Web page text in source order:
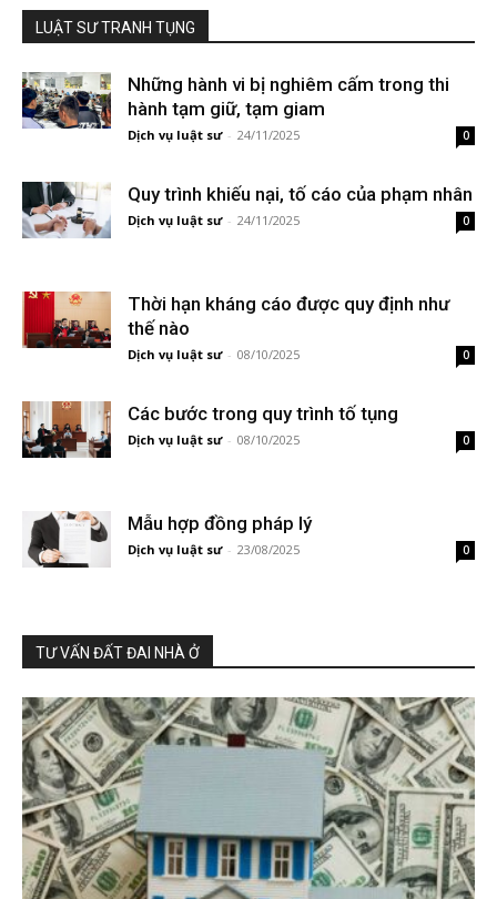
LUẬT SƯ TRANH TỤNG
Những hành vi bị nghiêm cấm trong thi
hành tạm giữ, tạm giam
Dịch vụ luật sư - 24/11/2025 0
Quy trình khiếu nại, tố cáo của phạm nhân
Dịch vụ luật sư - 24/11/2025 0
Thời hạn kháng cáo được quy định như
thế nào
Dịch vụ luật sư - 08/10/2025 0
Các bước trong quy trình tố tụng
Dịch vụ luật sư - 08/10/2025 0
Mẫu hợp đồng pháp lý
Dịch vụ luật sư - 23/08/2025 0
TƯ VẤN ĐẤT ĐAI NHÀ Ở